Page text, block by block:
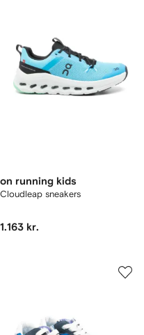
on running kids
Cloudleap sneakers
1.163 kr.